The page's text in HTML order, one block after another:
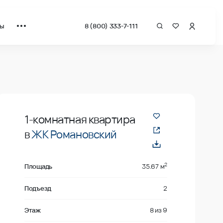
8 (800) 333-7-111
1-комнатная квартира
вЖК Романовский
Площадь 35.67 м2
Подъезд 2
Этаж 8из 9